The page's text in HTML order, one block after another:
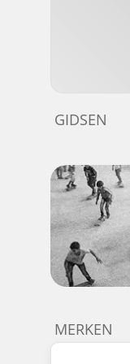
GIDSEN
MERKEN